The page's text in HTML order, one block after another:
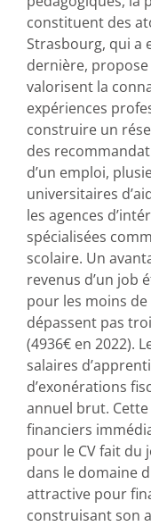
constituent des
Strasbourg, qui a
dernière,
valorisent la
expériences
construire un
des
d’un emploi,
universitaires
les agences
spécialisées
scolaire. Un
revenus d’un job
pour les moins de
dépassent pas
(4936€ en 2022).
salaires
d’exonérations
annuel brut. Cette
financiers
pour le CV fait
dans le domaine
attractive pour
construisant son